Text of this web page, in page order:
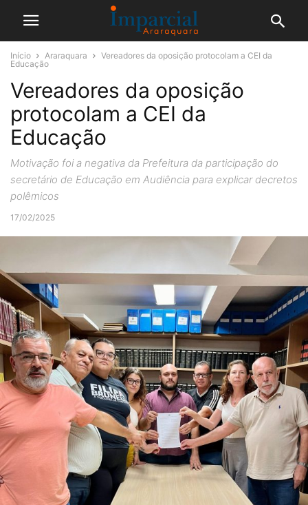
Início Araraquara
Vereadores da oposição protocolam a CEI da
Educação
Vereadores da oposição
protocolam a CEI da
Educação
Motivação foi a negativa da Prefeitura da participação do
secretário de Educação em Audiência para explicar decretos
polêmicos
17/02/2025